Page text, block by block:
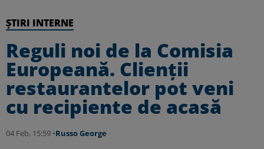
ȘTIRI INTERNE
Reguli noi de la Comisia
Europeană. Clienţii
restaurantelor pot veni
cu recipiente de acasă
04 Feb, 15:59 •Russo George